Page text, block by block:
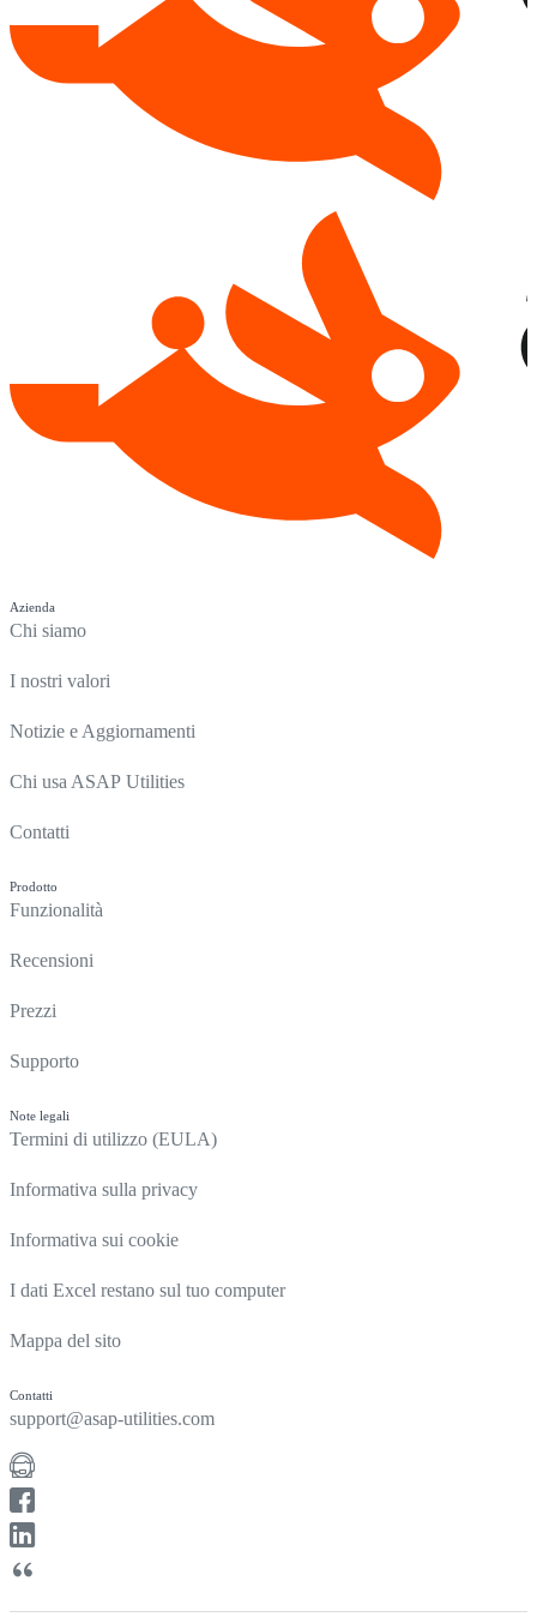
Azienda
Chi siamo
I nostri valori
Notizie e Aggiornamenti
Chi usa ASAP Utilities
Contatti
Prodotto
Funzionalità
Recensioni
Prezzi
Supporto
Note legali
Termini di utilizzo (EULA)
Informativa sulla privacy
Informativa sui cookie
I dati Excel restano sul tuo computer
Mappa del sito
Contatti
support@asap-utilities.com